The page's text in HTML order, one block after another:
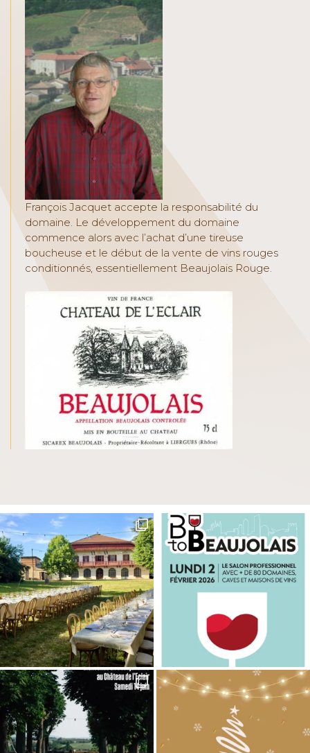
François Jacquet accepte la responsabilité du
domaine. Le développement du domaine
commence alors avec l’achat d’une tireuse
boucheuse et le début de la vente de vins rouges
conditionnés, essentiellement Beaujolais Rouge.